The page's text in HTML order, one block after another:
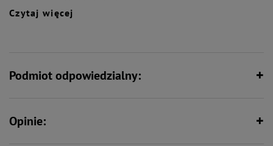
Czytaj więcej
Podmiot odpowiedzialny:
Opinie: